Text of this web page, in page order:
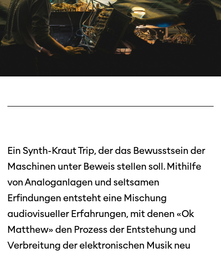
Ein Synth-Kraut Trip, der das Bewusstsein der
Maschinen unter Beweis stellen soll. Mithilfe
von Analoganlagen und seltsamen
Erfindungen entsteht eine Mischung
audiovisueller Erfahrungen, mit denen «Ok
Matthew» den Prozess der Entstehung und
Verbreitung der elektronischen Musik neu